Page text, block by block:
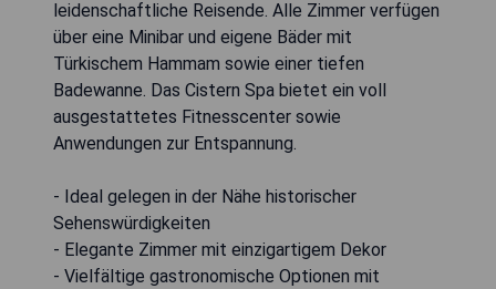
leidenschaftliche Reisende. Alle Zimmer verfügen
über eine Minibar und eigene Bäder mit
Türkischem Hammam sowie einer tiefen
Badewanne. Das Cistern Spa bietet ein voll
ausgestattetes Fitnesscenter sowie
Anwendungen zur Entspannung.
- Ideal gelegen in der Nähe historischer
Sehenswürdigkeiten
- Elegante Zimmer mit einzigartigem Dekor
- Vielfältige gastronomische Optionen mit